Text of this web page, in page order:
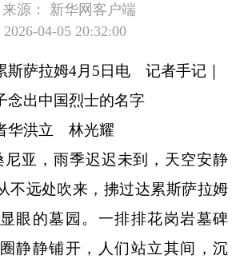
来源：
新华网客户端
2026-04-05 20:32:00
斯萨拉姆4月5日电 记者手记｜
念出中国烈士的名字
洪立 林光耀
亚，雨季迟迟未到，天空安静
不远处吹来，拂过达累斯萨拉姆
眼的墓园。一排排花岗岩墓碑
静静铺开，人们站立其间，沉